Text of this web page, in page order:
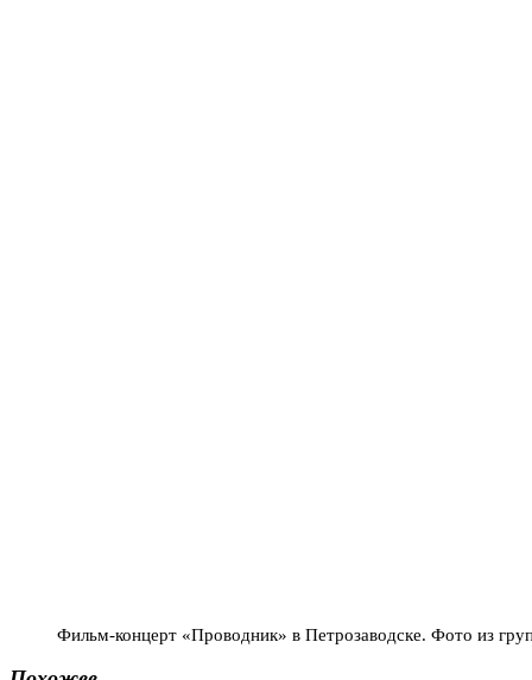
Фильм-концерт «Проводник» в Петрозаводске. Фото из